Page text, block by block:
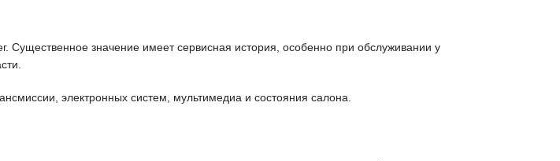
Существенное значение имеет сервисная история, особенно при обслуживании у
электронных систем, мультимедиа и состояния салона.